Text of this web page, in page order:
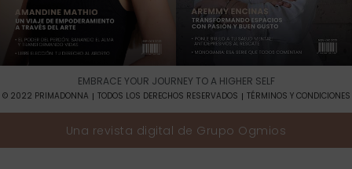
EMBRACE YOUR JOURNEY TO A HIGHER SELF​
© 2022 PRIMADONNA TODOS LOS DERECHOS RESERVADOS TÉRMINOS Y CONDICIONES
Una revista digital deGrupo Ogmios